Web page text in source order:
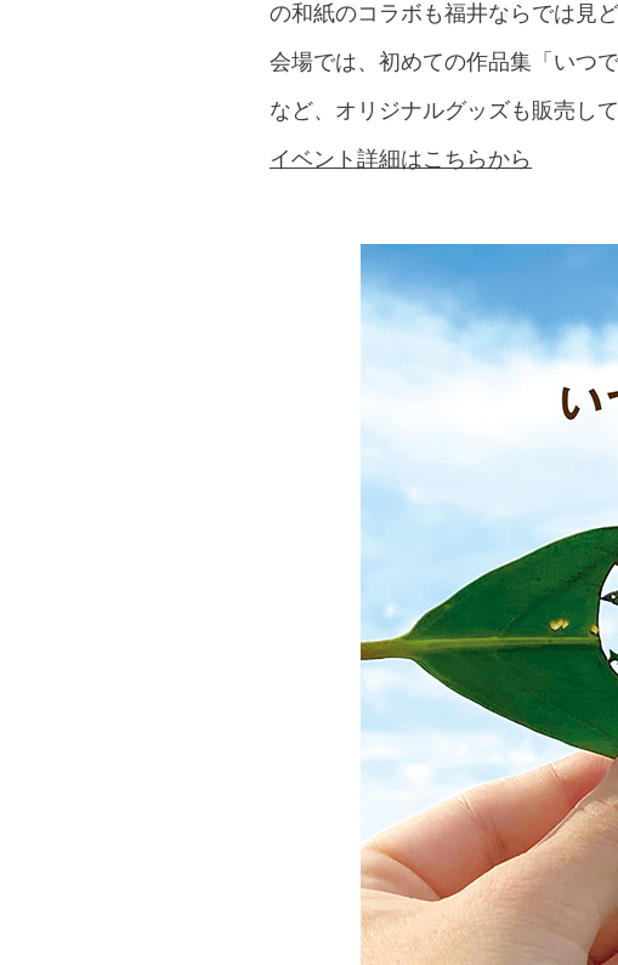
の和紙のコラボも福井ならでは見
会場では、初めての作品集「いつ
など、オリジナルグッズも販売し
イベント詳細はこちらから